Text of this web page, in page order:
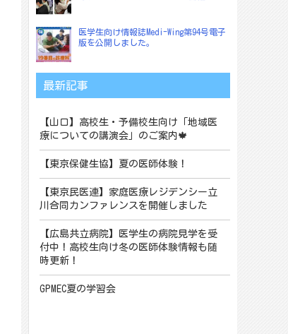
医学生向け情報誌Medi-Wing第94号電子
版を公開しました。
最新記事
【山口】高校生・予備校生向け「地域医
療についての講演会」のご案内🍁
【東京保健生協】夏の医師体験！
【東京民医連】家庭医療レジデンシー立
川合同カンファレンスを開催しました
【広島共立病院】医学生の病院見学を受
付中！高校生向け冬の医師体験情報も随
時更新！
GPMEC夏の学習会